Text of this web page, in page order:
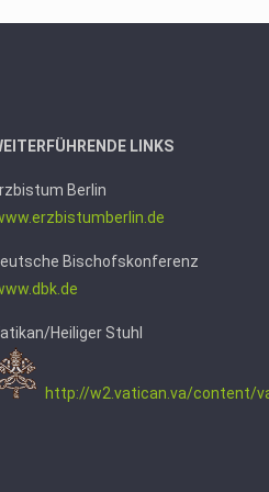
LINKS
Berlin
erlin.de
Bischofskonferenz
Heiliger Stuhl
http://w2.vatican.va/content/